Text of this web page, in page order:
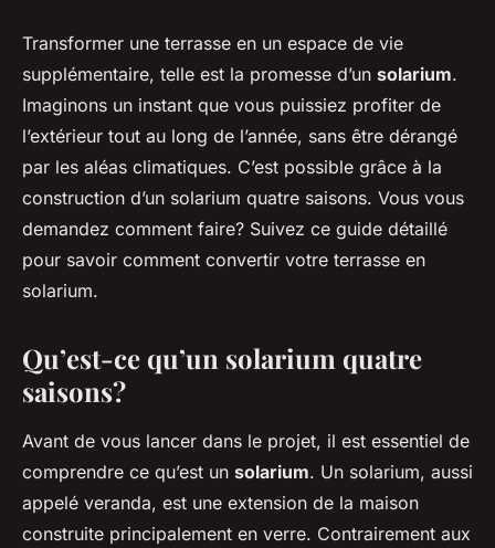
Comment convertir une
terrasse en solarium quatre
saisons?
Tom •30 avril 2024•5 min de lecture
Transformer une terrasse en un espace de vie
supplémentaire, telle est la promesse d’un solarium.
Imaginons un instant que vous puissiez profiter de
l’extérieur tout au long de l’année, sans être dérangé
par les aléas climatiques. C’est possible grâce à la
construction d’un solarium quatre saisons. Vous vous
demandez comment faire? Suivez ce guide détaillé
pour savoir comment convertir votre terrasse en
solarium.
Qu’est-ce qu’un solarium quatre
saisons?
Avant de vous lancer dans le projet, il est essentiel de
comprendre ce qu’est un solarium. Un solarium, aussi
appelé veranda, est une extension de la maison
construite principalement en verre. Contrairement aux